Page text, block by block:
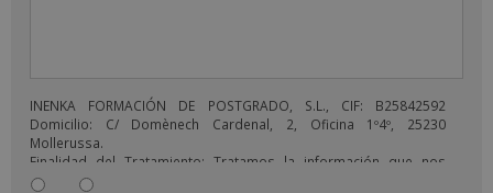
INENKA FORMACIÓN DE POSTGRADO, S.L., CIF: B25842592
Domicilio: C/ Domènech Cardenal, 2, Oficina 1º4º, 25230
Mollerussa.
Finalidad del Tratamiento: Tratamos la información que nos
facilita con el fin de enviarle correos electrónicos de tipo